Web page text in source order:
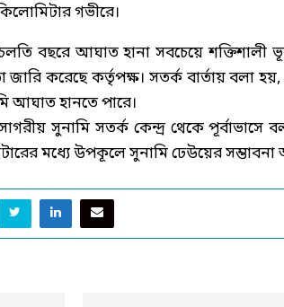
গভীরে।
চলতি বছরে আঘাত হানা সবচেয়ে
করেছে কর্তৃপক্ষ। সতর্ক বার্তায় বলা
আঘাত হানতে পারে।
সুনামি সতর্ক কেন্দ্র থেকে পূর্বাভাসে
মধ্যে উপকূলে সুনামি ঢেউয়ের সম্ভাবনা